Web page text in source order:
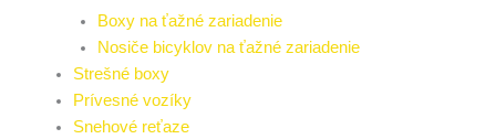
Boxy na ťažné zariadenie
Nosiče bicyklov na ťažné zariadenie
Strešné boxy
Prívesné vozíky
Snehové reťaze